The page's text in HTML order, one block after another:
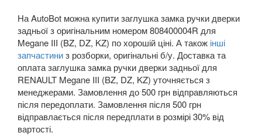
Duster (FE, HS)
Fluence (L3, B3)
Espace IV (JK0)
Grand Espace IV (JK0)
Espace V
На AutoBot можна купити заглушка замка ручки дверки
задньої з оригінальним номером 808400004R для
Megane III (BZ, DZ, KZ) по хорошій ціні. А також інші
запчастиниз розборки, оригінальні б/у. Доставка та
оплата заглушка замка ручки дверки задньої для
RENAULT Megane III (BZ, DZ, KZ) уточняється з
менеджерами. Замовлення до 500 грн відправляються
після передоплати. Замовлення після 500 грн
відправлається після передплати в розмірі 30% від
вартості.